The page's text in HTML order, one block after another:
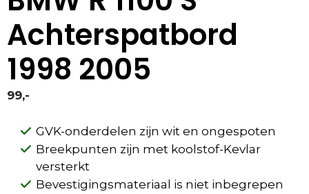
Achterspatbord
1998 2005
99,-
GVK-onderdelen zijn wit en ongespoten
Breekpunten zijn met koolstof-Kevlar
versterkt
Bevestigingsmateriaal is niet inbegrepen